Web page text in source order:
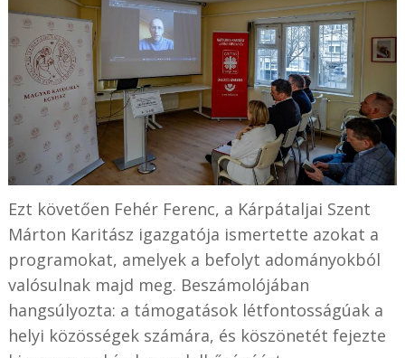
Ezt követően Fehér Ferenc, a Kárpátaljai Szent
Márton Karitász igazgatója ismertette azokat a
programokat, amelyek a befolyt adományokból
valósulnak majd meg. Beszámolójában
hangsúlyozta: a támogatások létfontosságúak a
helyi közösségek számára, és köszönetét fejezte